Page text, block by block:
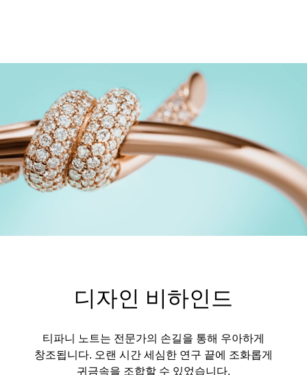
디자인 비하인드
티파니 노트는 전문가의 손길을 통해 우아하게
창조됩니다. 오랜 시간 세심한 연구 끝에 조화롭게
귀금속을 조합할 수 있었습니다.